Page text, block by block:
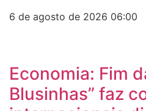
6 de agosto de 2026 06:00
Economia: Fim
Blusinhas” faz